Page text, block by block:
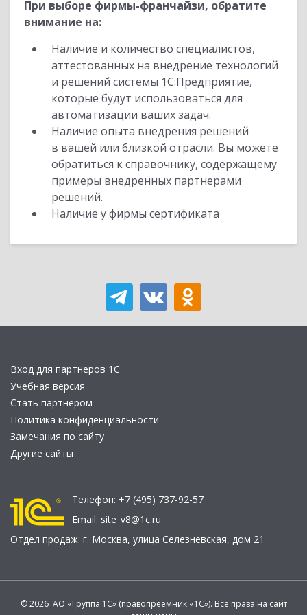
При выборе фирмы-франчайзи, обратите
внимание на:
Наличие и количество специалистов,
аттестованных на внедрение технологий
и решений системы 1С:Предприятие,
которые будут использоваться для
автоматизации ваших задач.
Наличие опыта внедрения решений
в вашей или близкой отрасли. Вы можете
обратиться к справочнику, содержащему
примеры внедренных партнерами
решений.
Наличие у фирмы сертификата
Вход для партнеров 1С
Учебная версия
Стать партнером
Политика конфиденциальности
Замечания по сайту
Другие сайты
Телефон: +7 (495) 737-92-57
Email: site_v8@1c.ru
Отдел продаж: г. Москва, улица Селезнёвская, дом 21
© 2026 АО «Группа 1С» (правопреемник «1С»). Все права на сайт